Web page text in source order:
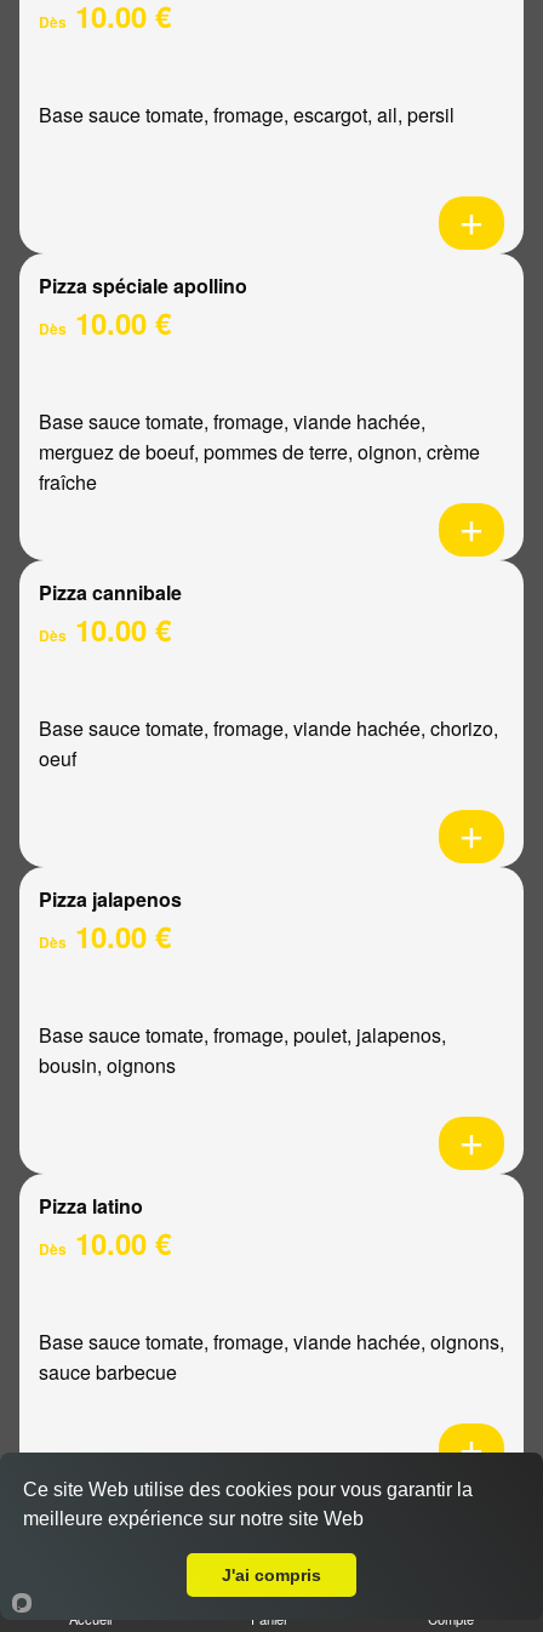
Dès 10.00 €
Base sauce tomate, fromage, escargot, ail, persil
Pizza spéciale apollino
Dès 10.00 €
Base sauce tomate, fromage, viande hachée,
merguez de boeuf, pommes de terre, oignon, crème
fraîche
Pizza cannibale
Dès 10.00 €
Base sauce tomate, fromage, viande hachée, chorizo,
oeuf
Pizza jalapenos
Dès 10.00 €
Base sauce tomate, fromage, poulet, jalapenos,
bousin, oignons
Pizza latino
Dès 10.00 €
Base sauce tomate, fromage, viande hachée, oignons,
sauce barbecue
Pizza mexicaine
Accueil Panier Compte
Ce site Web utilise des cookies pour vous garantir la
meilleure expérience sur notre site Web
J'ai compris